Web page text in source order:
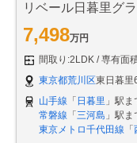
リベール日暮里グ
7,498万円
間取り:2LDK
専有面
東京都荒川区東日暮里
山手線 「 日暮里 」駅
常磐線 「 三河島 」駅
東京メトロ千代田線 「